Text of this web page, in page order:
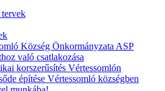
tervek
Község Önkormányzata ASP
való csatlakozása
korszerűsítés Vértessomlón
építése Vértessomló községben